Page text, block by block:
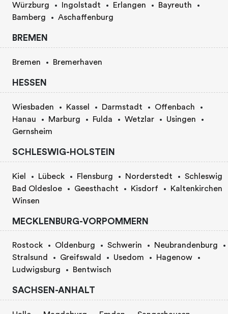
Würzburg
Ingolstadt Erlangen
Bayreuth
Bamberg
Aschaffenburg
BREMEN
Bremen Bremerhaven
HESSEN
Wiesbaden Kassel Darmstadt
Offenbach
Hanau
Marburg Fulda Wetzlar
Usingen
Gernsheim
SCHLESWIG-HOLSTEIN
Kiel Lübeck Flensburg Norderstedt
Schleswig
Bad Oldesloe
Geesthacht Kisdorf
Kaltenkirchen
Winsen
MECKLENBURG-VORPOMMERN
Rostock Oldenburg Schwerin
Neubrandenburg
Stralsund
Greifswald Usedom
Hagenow
Ludwigsburg
Bentwisch
SACHSEN-ANHALT